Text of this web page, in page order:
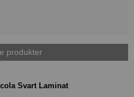
produkter
Svart Laminat